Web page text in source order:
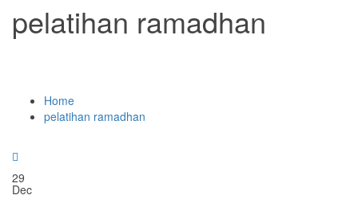
pelatihan ramadhan
Home
pelatihan ramadhan
29
Dec